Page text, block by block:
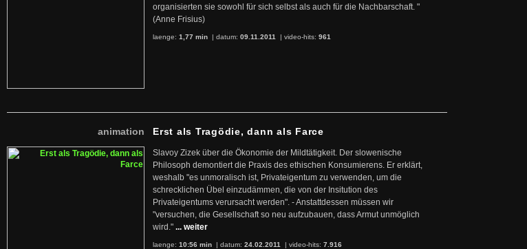
organisierten sie sowohl für sich selbst als auch für die Nachbarschaft. "
(Anne Frisius)
laenge: 1,77 min | datum: 09.11.2011 | video-hits: 961
animation Erst als Tragödie, dann als Farce
Slavoy Zizek über die Ökonomie der Mildtätigkeit. Der slowenische
Philosoph demontiert die Praxis des ethischen Konsumierens. Er erklärt,
weshalb "es unmoralisch ist, Privateigentum zu verwenden, um die
schrecklichen Übel einzudämmen, die von der Insitution des
Privateigentums verursacht werden". - Anstattdessen müssen wir
"versuchen, die Gesellschaft so neu aufzubauen, dass Armut unmöglich
wird." ... weiter
laenge: 10:56 min | datum: 24.02.2011 | video-hits: 7.916